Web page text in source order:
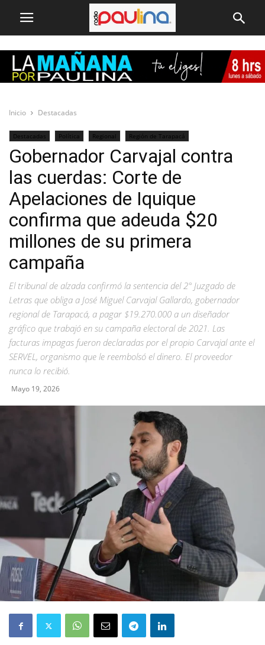
Inicio Destacadas
Destacadas Política Regional
Región de Tarapacá
Selección del Editor
Gobernador Carvajal contra
las cuerdas: Corte de
Apelaciones de Iquique
confirma que adeuda $20
millones de su primera
campaña
El tribunal de alzada confirmó la sentencia del 2° Juzgado de
Letras que obliga a José Miguel Carvajal Gallardo, gobernador
regional de Tarapacá, a pagar $19.270.000 a un diseñador
gráfico que trabajó en su campaña electoral de 2021. Las
facturas impagas fueron declaradas por el propio Carvajal ante el
SERVEL, organismo que le reembolsó el dinero. El proveedor
nunca lo recibió.
Mayo 19, 2026